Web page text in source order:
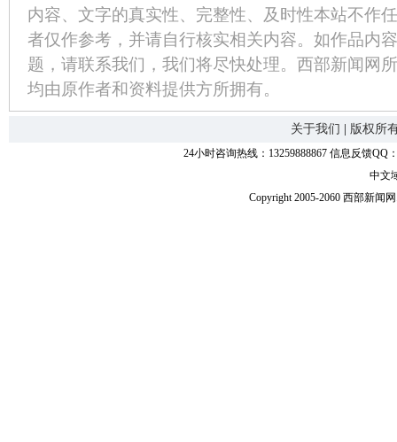
内容、文字的真实性、完整性、及时性本站不作
者仅作参考，并请自行核实相关内容。如作品内
题，请联系我们，我们将尽快处理。西部新闻网
均由原作者和资料提供方所拥有。
关于我们 版权所
24小时咨询热线：13259888867 信息反馈QQ
中文
Copyright 2005-2060 西部新闻